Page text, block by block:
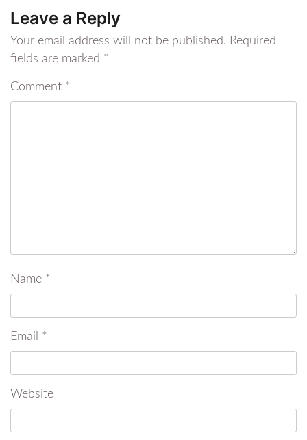
Leave a Reply
Your email address will not be published. Required
fields are marked *
Comment *
Name *
Email *
Website